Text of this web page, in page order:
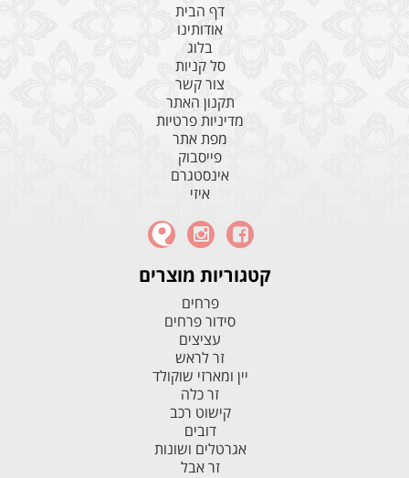
דף הבית
אודותינו
בלוג
סל קניות
צור קשר
תקנון האתר
מדיניות פרטיות
מפת אתר
פייסבוק
אינסטגרם
איזי
קטגוריות מוצרים
פרחים
סידור פרחים
עציצים
זר לראש
יין ומארזי שוקולד
זר כלה
קישוט רכב
דובים
אגרטלים ושונות
זר אבל